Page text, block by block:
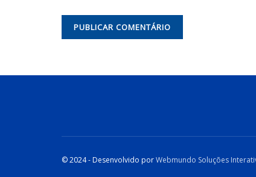
© 2024 - Desenvolvido porWebmundo Soluções